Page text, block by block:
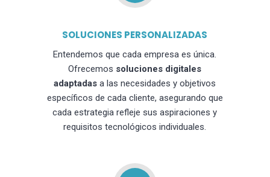
SOLUCIONES PERSONALIZADAS
Entendemos que cada empresa es única.
Ofrecemos soluciones digitales
adaptadas a las necesidades y objetivos
específicos de cada cliente, asegurando que
cada estrategia refleje sus aspiraciones y
requisitos tecnológicos individuales.